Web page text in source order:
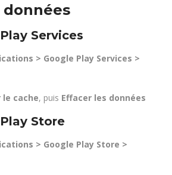
Services
> Google Play Services >
le cache, puis Effacer les données
Store
> Google Play Store >